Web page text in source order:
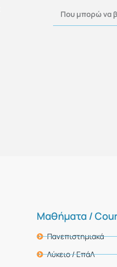
Που μπορώ να
Μαθήματα /
Πανεπιστημιακά
Λύκειο / ΕπάΛ